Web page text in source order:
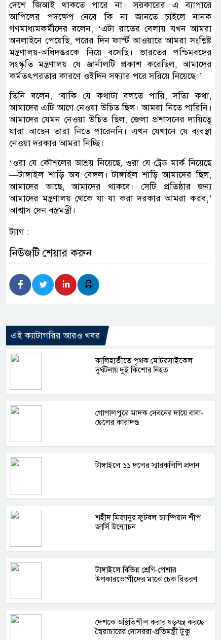
দেশে জিআই থাকতে পারে না। সরকারের এ ব্যাপারে
আপিলের পদক্ষেপ নেবে কি না জানতে চাইলে নানক
গণমাধ্যমকর্মীদের বলেন, ‘এটা রাতের বেলায় যখন আমরা
অনলাইনে পেয়েছি, পরের দিন ফার্স্ট আওয়ারে আমরা সংশ্লিষ্ট
মন্ত্রণালয়-অধিদপ্তরকে নিয়ে বসেছি। ভারতের পশ্চিমবঙ্গের
সংস্কৃতি মন্ত্রণালয় যে জার্নালটি প্রকাশ করেছিল, আমাদের
কর্মতৎপরতার কারণে ওইদিন সন্ধ্যার পরে সরিয়ে নিয়েছে।’
তিনি বলেন, ‘বাকি যে কথাটা বলতে পারি, সত্যি কথা,
আমাদের এটি আগে নেওয়া উচিত ছিল। আমরা নিতে পারিনি।
আমাদের যেমন নেওয়া উচিত ছিল, জেলা প্রশাসনের দায়িত্বে
যারা আছেন তারা নিতে পারেননি। এখন যেখানে যে ব্যবস্থা
নেওয়া দরকার আমরা নিচ্ছি।
‘ওরা যে কৌশলের আশ্রয় নিয়েছে, ওরা যে ট্রেড মার্ক নিয়েছে
—টাঙ্গাইল শাড়ি অব বেঙ্গল। টাঙ্গাইল শাড়ি আমাদের ছিল,
আমাদের আছে, আমাদের থাকবে। সেটি প্রতিষ্ঠার জন্য
আমাদের মন্ত্রণালয় থেকে যা যা করা দরকার আমরা করব,’
আশ্বাস দেন বস্ত্রমন্ত্রী।
ট্যাগ :
নিউজটি শেয়ার করুন
এই ক্যাটাগরির আরও খবর
কালিহাতীতে পৃথক মোটরসাইকেল
দুর্ঘটনায় দুই কিশোর নিহত
গোপালপুরে মাদক সেবনের দায়ে বাবা-
ছেলের কারাদণ্ড
টাঙ্গাইলে ১১ দলের স্মারকলিপি প্রদান
শহীদ মিজানুর ফুটবল চ্যাম্পিয়ান শীপ
জার্সি উন্মোচন
টাঙ্গাইলে বিভিন্ন শ্রেণি-পেশার
উপকারভোগীদের মাঝে চেক বিতরণ
দেশকে অস্থিতিশীল করার ষড়যন্ত্র করছে
স্বৈরাচারের দোসররা-প্রতিমন্ত্রী টুকু